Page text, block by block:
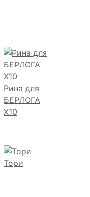
Рина для
БЕРЛОГА
Х10
Тори